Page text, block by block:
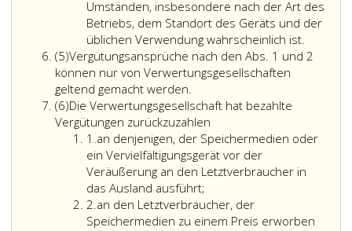
Verhältnis
der
Vergütung
zum
typischen
der
oder
der
Speichermedien,
die
Gerätevergütung
Umständen, insbesondere nach der Art des
Betriebs, dem Standort des Geräts und der
üblichen Verwendung wahrscheinlich ist.
(5)Absatz
5
Vergütungsansprüche nach den Abs. 1 und 2
können nur von Verwertungsgesellschaften
geltend gemacht werden.
nach
den
Absatz
eins
und
2
können
nur
(6)Absatz
6
Die Verwertungsgesellschaft hat bezahlte
Vergütungen zurückzuzahlen
1.Ziffer
eins
an denjenigen, der Speichermedien oder
ein Vervielfältigungsgerät vor der
Veräußerung an den Letztverbraucher in
das Ausland ausführt;
2.Ziffer
2
an den Letztverbraucher, der
Speichermedien zu einem Preis erworben